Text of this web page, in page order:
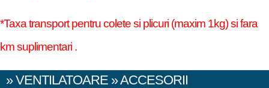
*Taxa transport pentru colete si plicuri (maxim 1kg) si fara
km suplimentari .
» VENTILATOARE » ACCESORII